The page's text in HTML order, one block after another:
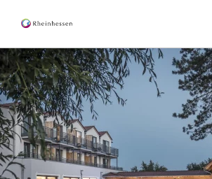
Wein & Genuss
Aktiv & Natur
Kultur & Städte